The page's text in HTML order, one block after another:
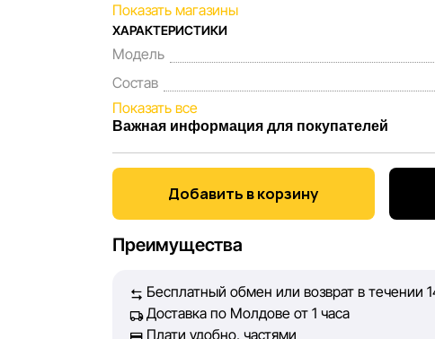
Показать магазины
ХАРАКТЕРИСТИКИ
Модель
Состав
Показать все
Важная информация для покупателей
Мы, команда сети магазинов Sportlandia, ценим
Каждый день мы работаем над тем, чтобы
представленная на сайте, была максимально
принять лучшее решение о покупке.
Однако, несмотря на постоянный контроль,
абсолютную точность всех данных,
Добавить в корзину
Преимущества
Бесплатный обмен или возврат в течении
Доставка по Молдове от 1 часа
Плати удобно, частями